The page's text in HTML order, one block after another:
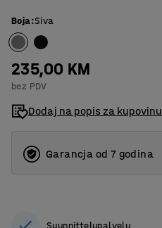
Boja:Siva
235,00 KM
bez PDV
Dodaj na popis za kupovinu
Garancja od 7 godina
Suunnittelupalvelu